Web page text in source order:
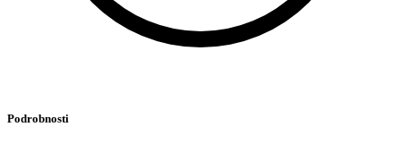
Podrobnosti